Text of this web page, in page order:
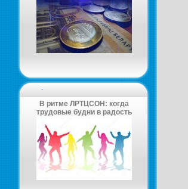
-
В ритме ЛРТЦСОН: когда
трудовые будни в радость